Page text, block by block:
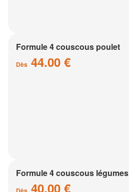
Formule 4 couscous poulet
Dès 44.00 €
Formule 4 couscous légumes
40.00 €